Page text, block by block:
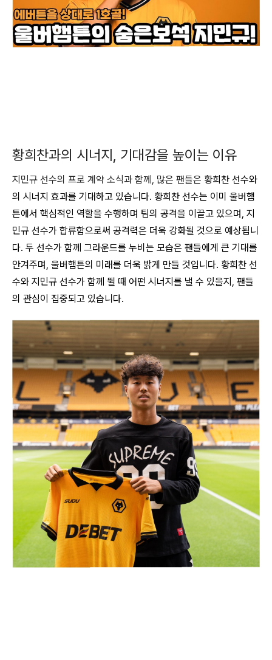
황희찬과의 시너지, 기대감을 높이는 이유
지민규 선수의 프로 계약 소식과 함께, 많은 팬들은 황희찬 선수와
의 시너지 효과를 기대하고 있습니다. 황희찬 선수는 이미 울버햄
튼에서 핵심적인 역할을 수행하며 팀의 공격을 이끌고 있으며, 지
민규 선수가 합류함으로써 공격력은 더욱 강화될 것으로 예상됩니
다. 두 선수가 함께 그라운드를 누비는 모습은 팬들에게 큰 기대를
안겨주며, 울버햄튼의 미래를 더욱 밝게 만들 것입니다. 황희찬 선
수와 지민규 선수가 함께 뛸 때 어떤 시너지를 낼 수 있을지, 팬들
의 관심이 집중되고 있습니다.